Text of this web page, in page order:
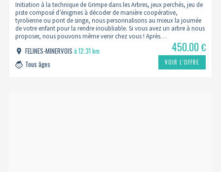
Initiation à la technique de Grimpe dans les Arbres, jeux perchés, jeu de
piste composé d’énigmes à décoder de manière coopérative,
tyrolienne ou pont de singe, nous personnalisons au mieux la journée
de votre enfant pour la rendre inoubliable. Si vous avez un arbre à nous
proposer, nous pouvons même venir chez vous ! Après…
FELINES-MINERVOISà 12.31 km
Tous âges
450.00€
VOIR L’OFFRE